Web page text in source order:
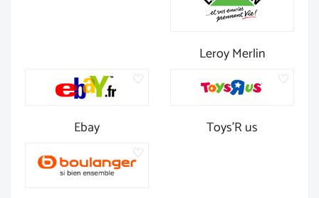
Leroy Merlin
Ebay Toys'R us